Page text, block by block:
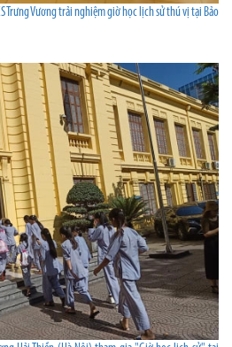
Trưng Vương trải nghiệm giờ học lịch sử thú vị tại Bảo